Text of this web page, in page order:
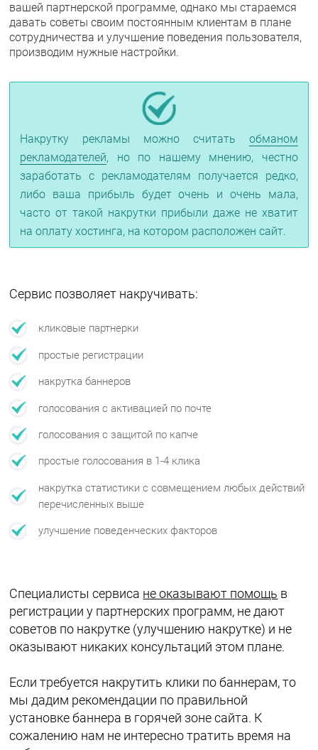
вашей партнерской программе, однако мы стараемся
давать советы своим постоянным клиентам в плане
сотрудничества и улучшение поведения пользователя,
производим нужные настройки.
Накрутку рекламы можно считатьобманом
рекламодателей, но по нашему мнению, честно
заработать с рекламодателям получается редко,
либо ваша прибыль будет очень и очень мала,
часто от такой накрутки прибыли даже не хватит
на оплату хостинга, на котором расположен сайт.
Сервис позволяет накручивать:
кликовые партнерки
простые регистрации
накрутка баннеров
голосования с активацией по почте
голосования с защитой по капче
простые голосования в 1-4 клика
накрутка статистики с совмещением любых действий
перечисленных выше
улучшение поведенческих факторов
Специалисты сервиса не оказывают помощь в
регистрации у партнерских программ, не дают
советов по накрутке (улучшению накрутке) и не
оказывают никаких консультаций этом плане.
Если требуется накрутить клики по баннерам, то
мы дадим рекомендации по правильной
установке баннера в горячей зоне сайта. К
сожалению нам не интересно тратить время на